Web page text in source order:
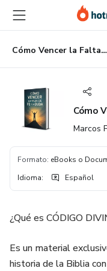
principal
página
de
página
Cómo Vencer la Falta de Fe y la Duda
Cómo
Marcos
Formato: eBooks o
Idioma: Español
¿Qué es CÓDIGO
Es un material
historia de la Biblia